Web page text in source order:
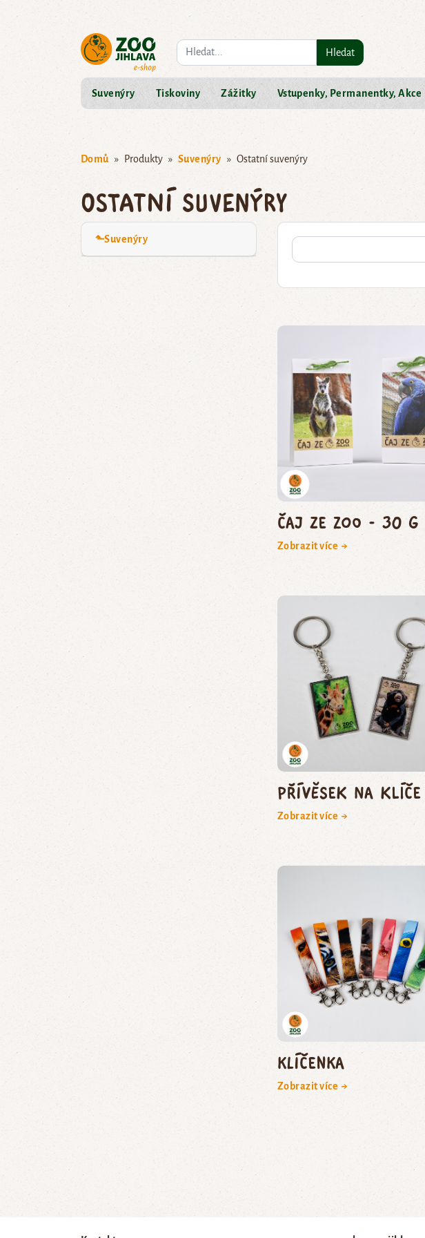
Co hledáte? Hledat
Suvenýry Tiskoviny Zážitky Vstupenky, Permanentky, Akce
Domů Produkty Suvenýry Ostatní suvenýry
Ostatní suvenýry
⬑Suvenýry
Čaj ze zoo - 30 g
Zobrazit více →
Přívěsek na klíče
Zobrazit více →
Klíčenka
Zobrazit více →